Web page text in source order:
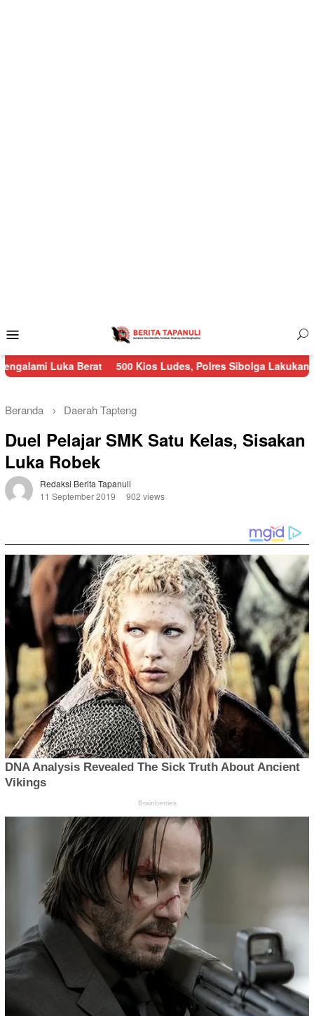
Mobile
Berat 500 Kios Ludes, Polres Sibolga Lakukan
Beranda DaerahTapteng
Duel Pelajar SMK Satu Kelas, Sisakan
Luka Robek
Redaksi Berita Tapanuli
11 September 2019
902 views